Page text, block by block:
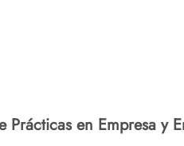
Prácticas en Empresa y